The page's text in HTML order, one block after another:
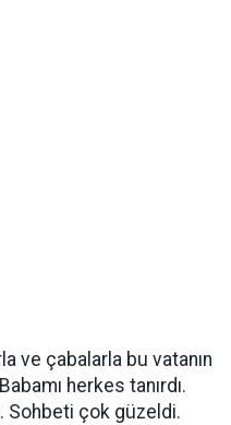
ve çabalarla bu vatanın
herkes tanırdı.
Sohbeti çok güzeldi.